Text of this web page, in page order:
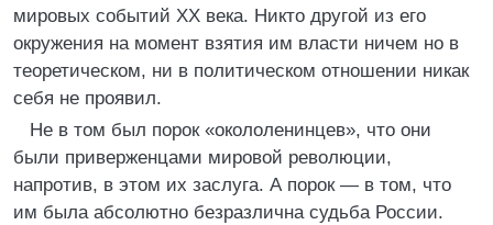
мировых событий XX века. Никто другой из его
окружения на момент взятия им власти ничем но в
теоретическом, ни в политическом отношении никак
себя не проявил.
Не в том был порок «окололенинцев», что они
были приверженцами мировой революции,
напротив, в этом их заслуга. А порок — в том, что
им была абсолютно безразлична судьба России.